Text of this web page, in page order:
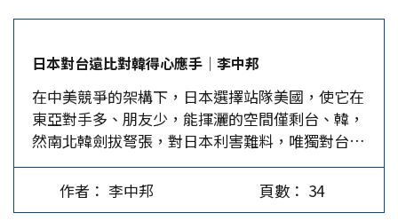
認清台灣在中華民族歷史發展中的特殊政治地位。
1960年代，美國對應古巴飛彈危機期間，甘迺迪總
統正在閱讀芭芭拉塔克曼(Barbara…
通部觀光署原訂前一天宣布，3月1日解除赴陸「禁
團令」的詳細方案，未料隔天突然180度急轉彎，
對放開「禁團令」踩了煞車，這不禁讓人想起去年
10月底，7千多名觀光業者舉辦餐會，邀國民黨總
統候選人侯友宜參加，侯當場答應選上就會立即解
凍兩岸旅遊，逼得交長王國材在與業者座談時，也
急忙代表執政黨喊出今年3月1日解除「禁團令」。
現在看來當時的承諾，只是為了不讓票流向國民黨
黨「事實台獨」的立場。因此，中美緩和在短時期
內可能不會太樂觀，但亞太地區的經濟合作值得努
力。 今年1月底，中國國務委員、外事辦主任王毅
與美國國家安全事務助理沙利文在泰國舉行「王沙
會」。「王沙會」後，美國意識到「不能改造中
國」的信號，立即引起世界關注。本文認為，可以
從地區經濟合作方面，對中美緩和做一些分析，雖
然目前形勢不那麼明朗。 今年是美國大選年，中
日本對台遠比對韓得心應手│李中邦
在中美競爭的架構下，日本選擇站隊美國，使它在
東亞對手多、朋友少，能揮灑的空間僅剩台、韓，
然南北韓劍拔弩張，對日本利害難料，唯獨對台
灣，日本不僅可引導台灣人「親日反中」，汲取高
階晶片製程也如探囊取物。 在國際上八面玲瓏的
日本，在東亞其實很孤單，唯一的盟國美國遠在太
作者： 李中邦 頁數： 34